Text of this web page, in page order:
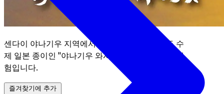
센다이 야나기우 지역에서 재배된 닥나무로 만든 수
제 일본 종이인 "야나기우 와시"를 사용한 특별한 체
험입니다.
즐겨찾기에 추가